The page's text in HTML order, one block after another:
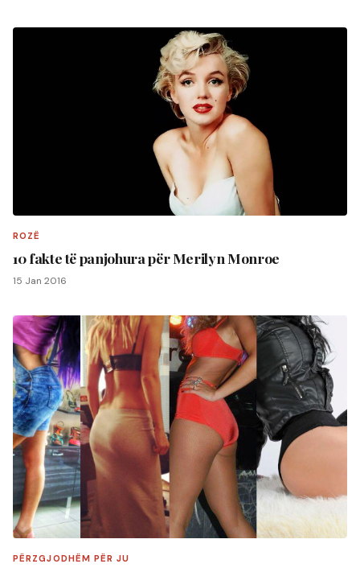
ROZË
10 fakte të panjohura për Merilyn Monroe
15 Jan 2016
PËRZGJODHËM PËR JU